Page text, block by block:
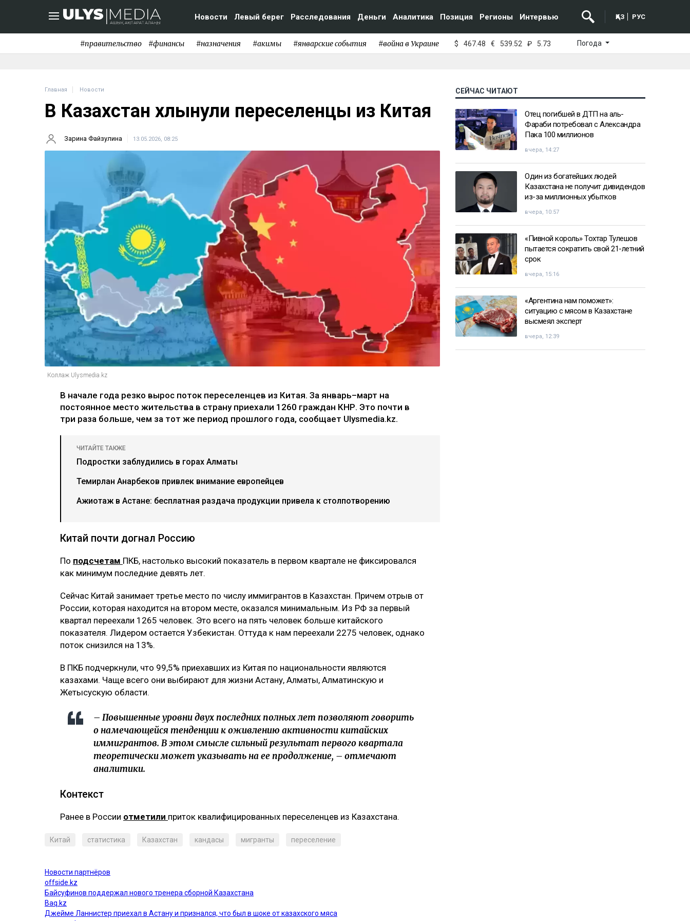
Новости Левый берег Расследования Деньги Аналитика Позиция Регионы Интервью ҚАЗ РУС
#правительство #финансы #назначения #акимы #январские события #война в Украине $ 467.48 € 539.52 ₽ 5.73 Погода
Главная Новости
В Казахстан хлынули переселенцы из Китая
Зарина Файзулина 13.05.2026, 08:25
Коллаж Ulysmedia.kz
В начале года резко вырос поток переселенцев из Китая. За январь–март на
постоянное место жительства в страну приехали 1260 граждан КНР. Это почти в
три раза больше, чем за тот же период прошлого года, сообщает Ulysmedia.kz.
ЧИТАЙТЕ ТАКЖЕ
Подростки заблудились в горах Алматы
Темирлан Анарбеков привлек внимание европейцев
Ажиотаж в Астане: бесплатная раздача продукции привела к столпотворению
Китай почти догнал Россию
По подсчетам ПКБ, настолько высокий показатель в первом квартале не фиксировался
как минимум последние девять лет.
Сейчас Китай занимает третье место по числу иммигрантов в Казахстан. Причем отрыв от
России, которая находится на втором месте, оказался минимальным. Из РФ за первый
квартал переехали 1265 человек. Это всего на пять человек больше китайского
показателя. Лидером остается Узбекистан. Оттуда к нам переехали 2275 человек, однако
поток снизился на 13%.
В ПКБ подчеркнули, что 99,5% приехавших из Китая по национальности являются
казахами. Чаще всего они выбирают для жизни Астану, Алматы, Алматинскую и
Жетысускую области.
– Повышенные уровни двух последних полных лет позволяют говорить
о намечающейся тенденции к оживлению активности китайских
иммигрантов. В этом смысле сильный результат первого квартала
теоретически может указывать на ее продолжение, – отмечают
аналитики.
Контекст
Ранее в России отметили приток квалифицированных переселенцев из Казахстана.
Китай статистика Казахстан кандасы мигранты переселение
СЕЙЧАС ЧИТАЮТ
Отец погибшей в ДТП на аль-
Фараби потребовал с Александра
Пака 100 миллионов
вчера, 14:27
Один из богатейших людей
Казахстана не получит дивидендов
из-за миллионных убытков
вчера, 10:57
«Пивной король» Тохтар Тулешов
пытается сократить свой 21-летний
срок
вчера, 15:16
«Аргентина нам поможет»:
ситуацию с мясом в Казахстане
высмеял эксперт
вчера, 12:39